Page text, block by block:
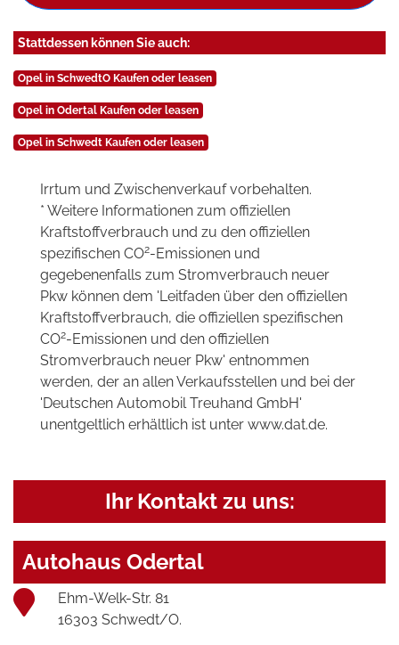
Stattdessen können Sie auch:
Opel in SchwedtO Kaufen oder leasen
Opel in Odertal Kaufen oder leasen
Opel in Schwedt Kaufen oder leasen
Irrtum und Zwischenverkauf vorbehalten.
* Weitere Informationen zum offiziellen
Kraftstoffverbrauch und zu den offiziellen
spezifischen CO2-Emissionen und
gegebenenfalls zum Stromverbrauch neuer
Pkw können dem 'Leitfaden über den offiziellen
Kraftstoffverbrauch, die offiziellen spezifischen
CO2-Emissionen und den offiziellen
Stromverbrauch neuer Pkw' entnommen
werden, der an allen Verkaufsstellen und bei der
'Deutschen Automobil Treuhand GmbH'
unentgeltlich erhältlich ist unter www.dat.de.
Ihr Kontakt zu uns:
Autohaus Odertal
Ehm-Welk-Str. 81
16303 Schwedt/O.